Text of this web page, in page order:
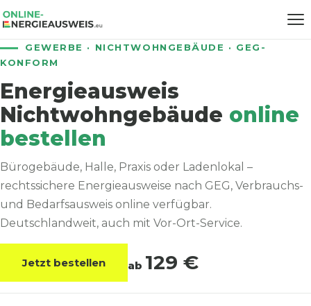
GEWERBE · NICHTWOHNGEBÄUDE · GEG-
KONFORM
Energieausweis
Nichtwohngebäude online
bestellen
Bürogebäude, Halle, Praxis oder Ladenlokal –
rechtssichere Energieausweise nach GEG, Verbrauchs-
und Bedarfsausweis online verfügbar.
Deutschlandweit, auch mit Vor-Ort-Service.
Jetzt bestellen ab 129 €